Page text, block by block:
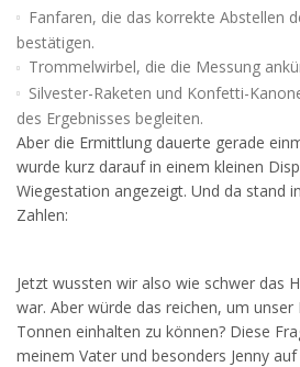
Fanfaren, die das korrekte Abstellen
bestätigen.
Trommelwirbel, die die Messung
Silvester-Raketen und Konfetti-
des Ergebnisses begleiten.
Aber die Ermittlung dauerte gerade
wurde kurz darauf in einem kleinen
Wiegestation angezeigt. Und da stand
Zahlen:
Jetzt wussten wir also wie schwer das
war. Aber würde das reichen, um
Tonnen einhalten zu können? Diese
meinem Vater und besonders Jenny